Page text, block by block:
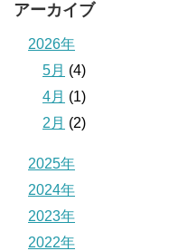
アーカイブ
2026年
5月 (4)
4月 (1)
2月 (2)
2025年
2024年
2023年
2022年